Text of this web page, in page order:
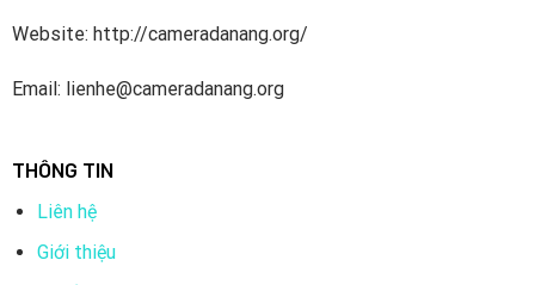
Website: http://cameradanang.org/
Email: lienhe@cameradanang.org
THÔNG TIN
Liên hệ
Giới thiệu